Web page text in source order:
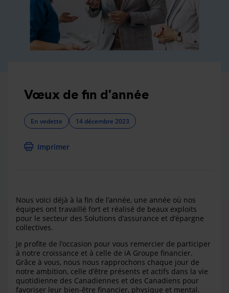
Vœux de fin d’année
En vedette 14 décembre 2023
Imprimer
Nous voici déjà à la fin de l’année, une année où nos
équipes ont travaillé fort et réalisé de beaux exploits
pour le secteur des Solutions d’assurance et d’épargne
collectives.
Je profite de l’occasion pour vous remercier de participer
à notre croissance et à celle de iA Groupe financier.
Grâce à vous, nous nous rapprochons chaque jour de
notre ambition, celle d’être présents et actifs dans la vie
quotidienne des Canadiennes et des Canadiens pour
favoriser leur bien-être financier, physique et mental.